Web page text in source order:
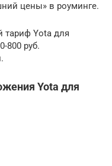
цены» в роуминге.
тариф Yota для
800 руб.
Yota для